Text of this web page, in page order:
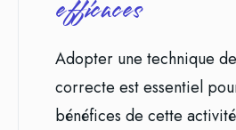
efficaces
Adopter une technique
correcte est essentiel
bénéfices de cette